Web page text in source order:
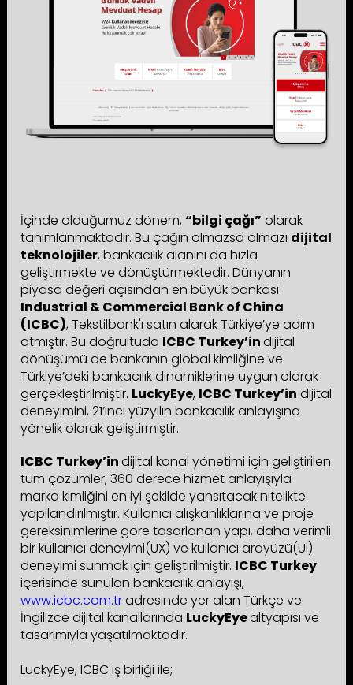
İçinde olduğumuz dönem, “bilgi çağı” olarak
tanımlanmaktadır. Bu çağın olmazsa olmazı dijital
teknolojiler, bankacılık alanını da hızla
geliştirmekte ve dönüştürmektedir. Dünyanın
piyasa değeri açısından en büyük bankası
Industrial & Commercial Bank of China
(ICBC), Tekstilbank'ı satın alarak Türkiye’ye adım
atmıştır. Bu doğrultuda ICBC Turkey’indijital
dönüşümü de bankanın global kimliğine ve
Türkiye’deki bankacılık dinamiklerine uygun olarak
gerçekleştirilmiştir. LuckyEye, ICBC Turkey’in dijital
deneyimini, 21’inci yüzyılın bankacılık anlayışına
yönelik olarak geliştirmiştir.
ICBC Turkey’indijital kanal yönetimi için geliştirilen
tüm çözümler, 360 derece hizmet anlayışıyla
marka kimliğini en iyi şekilde yansıtacak nitelikte
yapılandırılmıştır. Kullanıcı alışkanlıklarına ve proje
gereksinimlerine göre tasarlanan yapı, daha verimli
bir kullanıcı deneyimi(UX) ve kullanıcı arayüzü(UI)
deneyimi sunmak için geliştirilmiştir. ICBC Turkey
içerisinde sunulan bankacılık anlayışı,
www.icbc.com.tradresinde yer alan Türkçe ve
İngilizce dijital kanallarında LuckyEyealtyapısı ve
tasarımıyla yaşatılmaktadır.
LuckyEye, ICBC iş birliği ile;